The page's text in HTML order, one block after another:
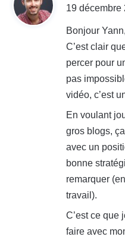
19 décembre
Bonjour Yann,
C’est clair
percer pour
pas
vidéo, c’est
En voulant
gros blogs,
avec un
bonne
remarquer
travail).
C’est ce que
faire avec